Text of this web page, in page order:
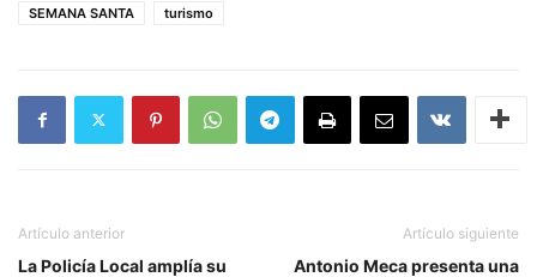
SEMANA SANTA
turismo
Artículo anterior
La Policía Local amplía su
Artículo siguiente
Antonio Meca presenta una